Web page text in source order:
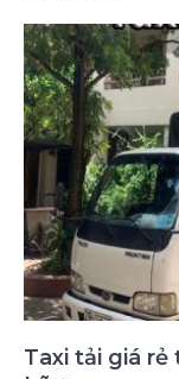
Taxi tải giá rẻ